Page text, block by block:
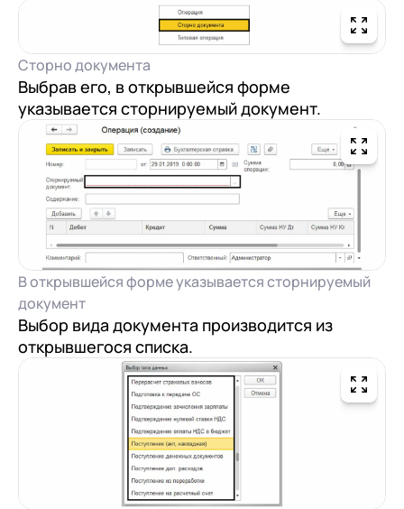
Сторно документа
Выбрав его, в открывшейся форме
указывается сторнируемый документ.
В открывшейся форме указывается сторнируемый
документ
Выбор вида документа производится из
открывшегося списка.